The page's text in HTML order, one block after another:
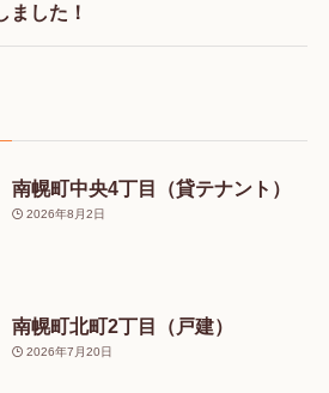
ました！
南幌町中央4丁目（貸テナント）
2026年8月2日
南幌町北町2丁目（戸建）
2026年7月20日